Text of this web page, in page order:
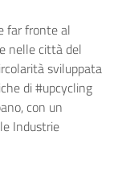
far fronte al
nelle città del
sviluppata
di #upcycling
con un
Industrie